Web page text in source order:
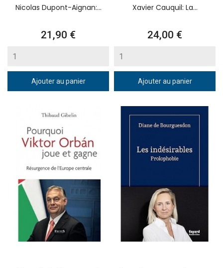
Nicolas Dupont-Aignan:...
Prix
21,90 €
Ajouter au panier
Xavier Cauquil: La...
Prix
24,00 €
Ajouter au panier